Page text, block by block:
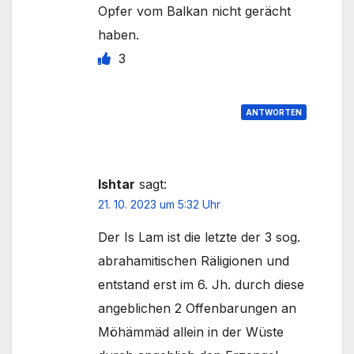
Opfer vom Balkan nicht gerächt
haben.
3
ANTWORTEN
Ishtar sagt:
21. 10. 2023 um 5:32 Uhr
Der Is Lam ist die letzte der 3 sog.
abrahamitischen Räligionen und
entstand erst im 6. Jh. durch diese
angeblichen 2 Offenbarungen an
Möhämmäd allein in der Wüste